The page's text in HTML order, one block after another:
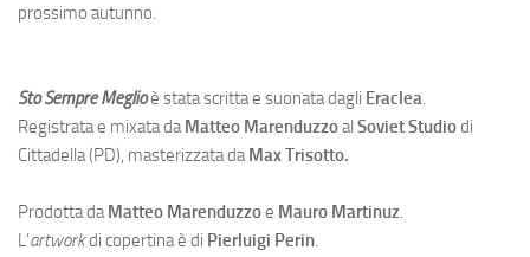
prossimo autunno.
Sto Sempre Meglioè stata scritta e suonata dagli Eraclea.
Registrata e mixata daMatteo Marenduzzoal Soviet Studiodi
Cittadella (PD), masterizzata daMax Trisotto.
Prodotta daMatteo Marenduzzoe Mauro Martinuz.
L’artworkdi copertina è di Pierluigi Perin.